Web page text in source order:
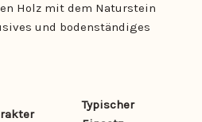
Holz mit dem Naturstein
und bodenständiges
Typischer